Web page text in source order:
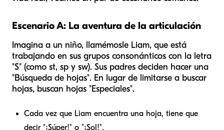
Escenario A: La aventura de la articulación
Imagina a un niño, llamémosle Liam, que está
trabajando en sus grupos consonánticos con la letra
"S" (como st, sp y sw). Sus padres deciden hacer una
"Búsqueda de hojas". En lugar de limitarse a buscar
hojas, buscan hojas "Especiales".
Cada vez que Liam encuentra una hoja, tiene que
decir "¡Súper!" o "¡Sol!".